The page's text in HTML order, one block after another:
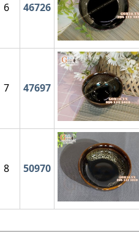
6 46726
7 47697
8 50970